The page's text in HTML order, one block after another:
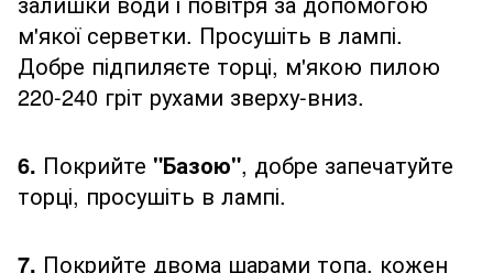
м'якої серветки. Просушіть в лампі.
Добре підпиляєте торці, м'якою пилою
220-240 гріт рухами зверху-вниз.
6. Покрийте "Базою", добре запечатуйте
торці, просушіть в лампі.
7. Покрийте двома шарами топа, кожен